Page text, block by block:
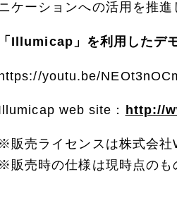
ケーションへの活用を推進
「 Illumicap 」 を利用したデ
https://youtu.be/
web site： http://
※販売ライセンスは株式会社
※販売時の仕様は現時点のも